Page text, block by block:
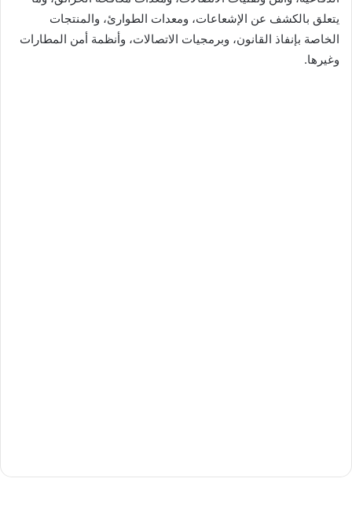
يتعلق بالكشف عن الإشعاعات، ومعدات الطوارئ، والمنتجات
الخاصة بإنفاذ القانون، وبرمجيات الاتصالات، وأنظمة أمن المطارات
وغيرها.